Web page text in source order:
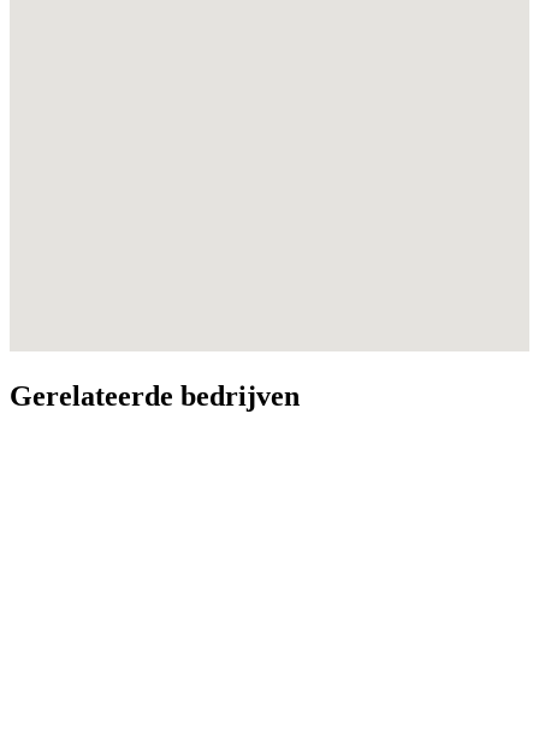
Gerelateerde bedrijven